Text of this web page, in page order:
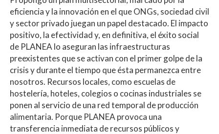
eficiencia y la innovación en el que ONGs, sociedad civil
y sector privado juegan un papel destacado. El impacto
positivo, la efectividad y, en definitiva, el éxito social
de PLANEA lo aseguran las infraestructuras
preexistentes que se activan con el primer golpe de la
crisis y durante el tiempo que ésta permanezca entre
nosotros. Recursos locales, como escuelas de
hostelería, hoteles, colegios o cocinas industriales se
ponen al servicio de una red temporal de producción
alimentaria. Porque PLANEA provoca una
transferencia inmediata de recursos públicos y